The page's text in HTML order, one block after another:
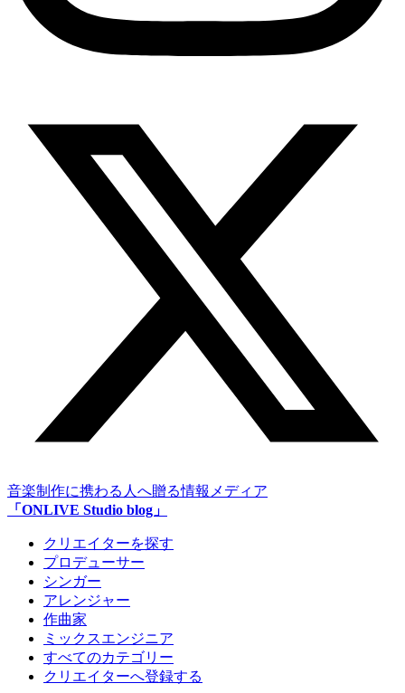
音楽制作に携わる人へ贈る情報メディア
「ONLIVE Studio blog」
クリエイターを探す
プロデューサー
シンガー
アレンジャー
作曲家
ミックスエンジニア
すべてのカテゴリー
クリエイターへ登録する